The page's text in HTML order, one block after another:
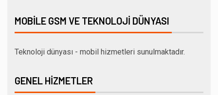
MOBILE GSM VE TEKNOLOJI DÜNYASI
Teknoloji dünyası - mobil hizmetleri sunulmaktadır.
GENEL HIZMETLER